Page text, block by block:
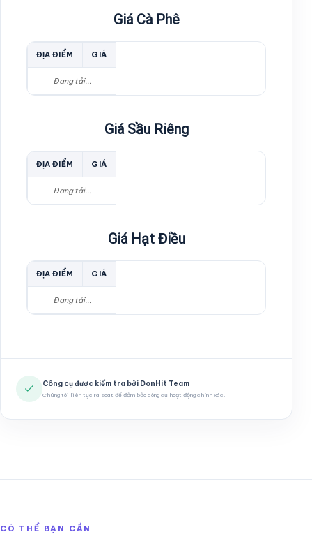
Giá Cà Phê
ĐỊA ĐIỂM GIÁ
Đang tải...
Giá Sầu Riêng
ĐỊA ĐIỂM GIÁ
Đang tải...
Giá Hạt Điều
ĐỊA ĐIỂM GIÁ
Đang tải...
Công cụ được kiểm tra bởi DonHit Team
Chúng tôi liên tục rà soát để đảm bảo công cụ hoạt động chính xác.
CÓ THỂ BẠN CẦN